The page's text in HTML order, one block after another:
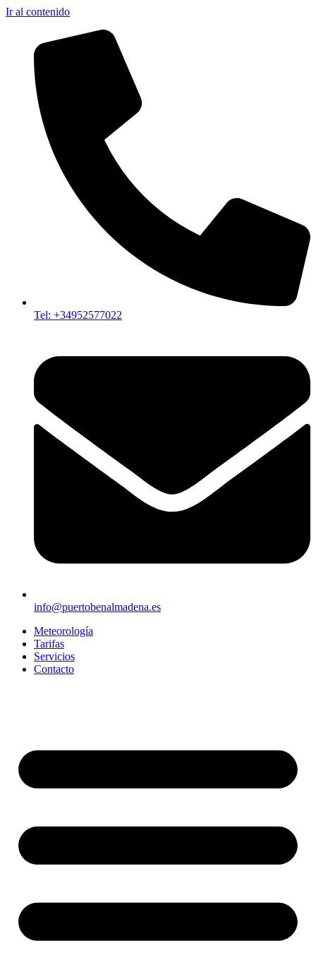
Ir al contenido
Tel: +34952577022
info@puertobenalmadena.es
Meteorología
Tarifas
Servicios
Contacto